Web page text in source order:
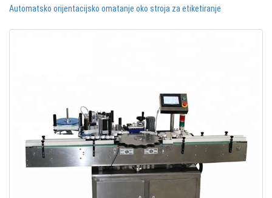
Automatsko orijentacijsko omatanje oko stroja za etiketiranje